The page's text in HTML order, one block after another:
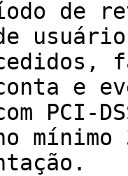
de
e
PCI-